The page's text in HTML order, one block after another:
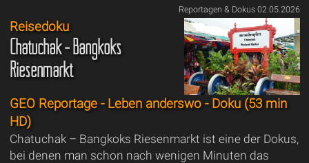
Reportagen & Dokus 02.05.2026
Reisedoku
Chatuchak - Bangkoks
Riesenmarkt
GEO Reportage - Leben anderswo - Doku (53 min
HD)
Chatuchak – Bangkoks Riesenmarkt ist eine der Dokus,
bei denen man schon nach wenigen Minuten das